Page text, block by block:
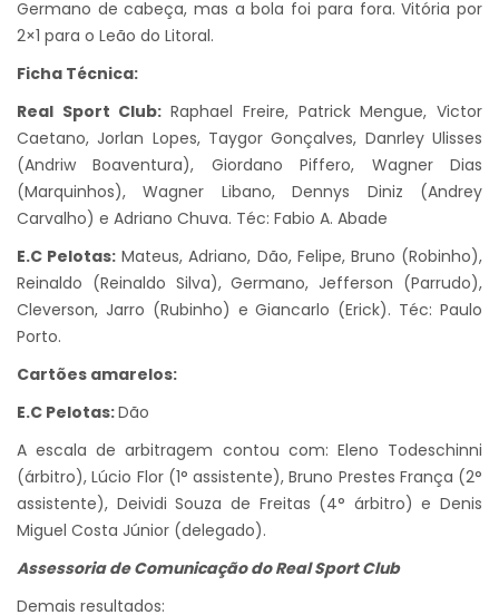
Germano de cabeça, mas a bola foi para fora. Vitória por
2×1 para o Leão do Litoral.
Ficha Técnica:
Real Sport Club:Raphael Freire, Patrick Mengue, Victor
Caetano, Jorlan Lopes, Taygor Gonçalves, Danrley Ulisses
(Andriw Boaventura), Giordano Piffero, Wagner Dias
(Marquinhos), Wagner Libano, Dennys Diniz (Andrey
Carvalho) e Adriano Chuva. Téc: Fabio A. Abade
E.C Pelotas: Mateus, Adriano, Dão, Felipe, Bruno (Robinho),
Reinaldo (Reinaldo Silva), Germano, Jefferson (Parrudo),
Cleverson, Jarro (Rubinho) e Giancarlo (Erick). Téc: Paulo
Porto.
Cartões amarelos:
E.C Pelotas:Dão
A escala de arbitragem contou com: Eleno Todeschinni
(árbitro), Lúcio Flor (1° assistente), Bruno Prestes França (2°
assistente), Deividi Souza de Freitas (4° árbitro) e Denis
Miguel Costa Júnior (delegado).
Assessoria de Comunicação do Real Sport Club
Demais resultados: